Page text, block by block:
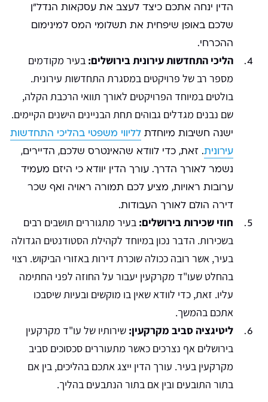
הדין ינחה אתכם כיצד לעצב את עסקאות הנדל"ן
שלכם באופן שיפחית את תשלומי המס למינימום
ההכרחי.
הליכי התחדשות עירונית בירושלים: בעיר מקודמים
מספר רב של פרויקטים במסגרת התחדשות עירונית.
בולטים במיוחד הפרויקטים לאורך תוואי הרכבת הקלה,
שם נבנים מגדלים גבוהים תחת הבניינים הישנים הקיימים.
ישנה חשיבות מיוחדת לליווי משפטי בהליכי התחדשות
עירונית. זאת, כדי לוודא שהאינטרס שלכם, הדיירים,
נשמר לאורך הדרך. עורך הדין יוודא כי היזם מעמיד
ערובות ראויות, מציע לכם תמורה ראויה ואף שכר
דירה הולם לאורך העבודות.
חוזי שכירות בירושלים: בעיר מתגוררים תושבים רבים
בשכירות. הדבר נכון במיוחד לקהילת הסטודנטים הגדולה
בעיר, אשר רובה ככולה שוכרת דירות באזורי הביקוש. רצוי
בהחלט שעו"ד מקרקעין יעבור על החוזה לפני החתימה
עליו. זאת, כדי לוודא שאין בו מוקשים ובעיות שיסבכו
אתכם בהמשך.
ליטיגציה סביב מקרקעין: שירותיו של עו"ד מקרקעין
בירושלים אף נצרכים כאשר מתעוררים סכסוכים סביב
מקרקעין בעיר. עורך הדין ייצג אתכם בהליכים, בין אם
בתור התובעים ובין אם בתור הנתבעים בהליך.